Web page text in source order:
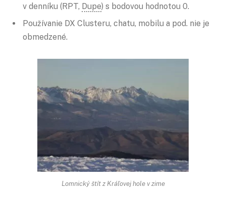
v denníku (RPT, Dupe) s bodovou hodnotou 0.
Používanie DX Clusteru, chatu, mobilu a pod. nie je
obmedzené.
Lomnický štít z Kráľovej hole v zime